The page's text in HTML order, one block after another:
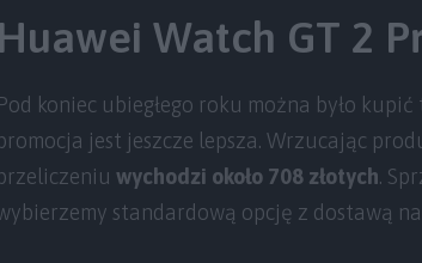
Huawei Watch GT 2
koniec ubiegłego roku można było
jest jeszcze lepsza. Wrzucając
wychodzi około 708 złotych.
standardową opcję z dostawą